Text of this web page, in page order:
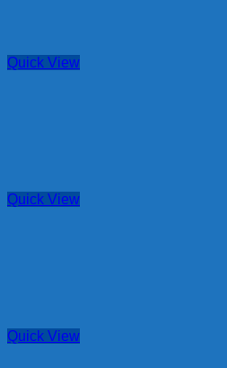
Quick View
Quick View
Quick View